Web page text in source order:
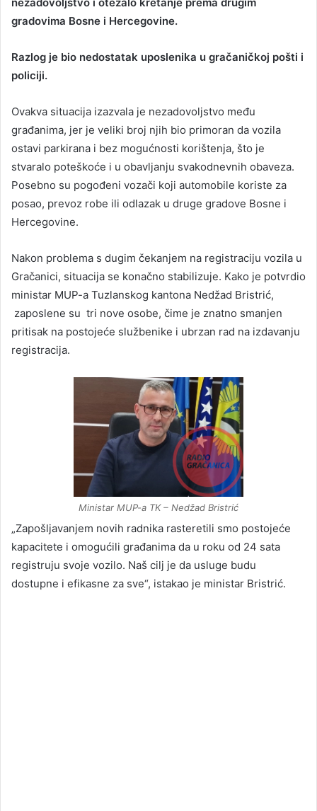
gradovima Bosne i Hercegovine.
Razlog je bio nedostatak uposlenika u gračaničkoj pošti i
policiji.
Ovakva situacija izazvala je nezadovoljstvo među
građanima, jer je veliki broj njih bio primoran da vozila
ostavi parkirana i bez mogućnosti korištenja, što je
stvaralo poteškoće i u obavljanju svakodnevnih obaveza.
Posebno su pogođeni vozači koji automobile koriste za
posao, prevoz robe ili odlazak u druge gradove Bosne i
Hercegovine.
Nakon problema s dugim čekanjem na registraciju vozila u
Gračanici, situacija se konačno stabilizuje. Kako je potvrdio
ministar MUP-a Tuzlanskog kantona Nedžad Bristrić,
zaposlene su tri nove osobe, čime je znatno smanjen
pritisak na postojeće službenike i ubrzan rad na izdavanju
registracija.
Ministar MUP-a TK – Nedžad Bristrić
„Zapošljavanjem novih radnika rasteretili smo postojeće
kapacitete i omogućili građanima da u roku od 24 sata
registruju svoje vozilo. Naš cilj je da usluge budu
dostupne i efikasne za sve“, istakao je ministar Bristrić.